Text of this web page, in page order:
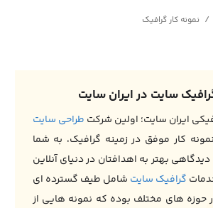
/ نمونه کار گرافیک
سایت در ایران سایت
ایران سایت؛ اولین شرکت طراحی سایت
با بیش از ۲۰۰۰ نمونه کار موفق در زمینه گرافیک، به شما
بهتر به اهدافتان در دنیای آنلاین
گرافیک سایت شامل طیف گسترده ای
حوزه های مختلف بوده که نمونه هایی از